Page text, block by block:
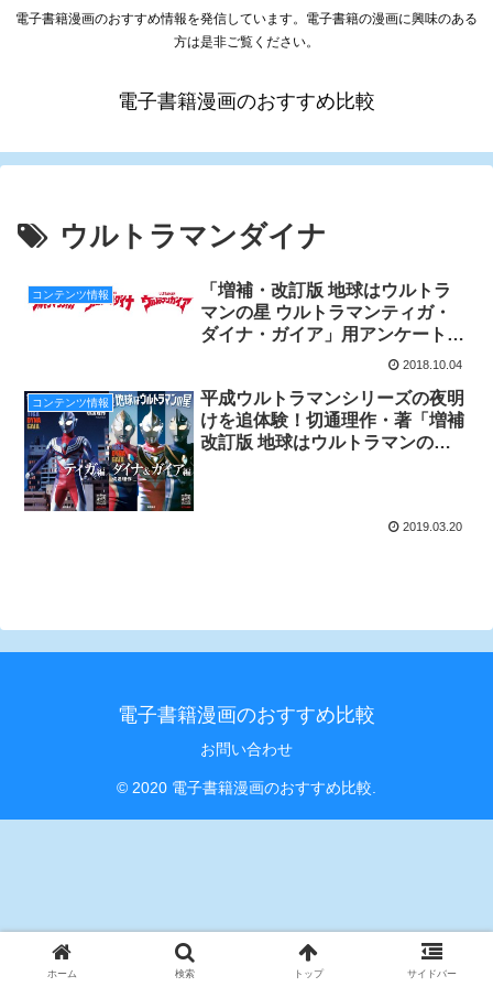
電子書籍漫画のおすすめ情報を発信しています。電子書籍の漫画に興味のある
方は是非ご覧ください。
電子書籍漫画のおすすめ比較
ウルトラマンダイナ
コンテンツ情報
「増補・改訂版 地球はウルトラ
マンの星 ウルトラマンティガ・
ダイナ・ガイア」用アンケート大
2018.10.04
コンテンツ情報
平成ウルトラマンシリーズの夜明
けを追体験！切通理作・著「増補
改訂版 地球はウルトラマンの
2019.03.20
電子書籍漫画のおすすめ比較
お問い合わせ
© 2020 電子書籍漫画のおすすめ比較.
ホーム 検索 トップ サイドバー